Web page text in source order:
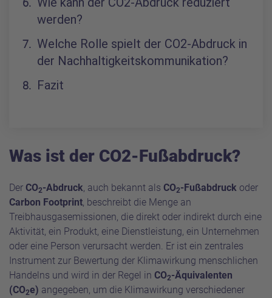
werden?
Welche Rolle spielt der CO2-Abdruck in
der Nachhaltigkeitskommunikation?
Fazit
Was ist der CO2-Fußabdruck?
Der CO2-Abdruck, auch bekannt als CO2-Fußabdruck oder
Carbon Footprint, beschreibt die Menge an
Treibhausgasemissionen, die direkt oder indirekt durch eine
Aktivität, ein Produkt, eine Dienstleistung, ein Unternehmen
oder eine Person verursacht werden. Er ist ein zentrales
Instrument zur Bewertung der Klimawirkung menschlichen
Handelns und wird in der Regel in CO2-Äquivalenten
(CO2e) angegeben, um die Klimawirkung verschiedener